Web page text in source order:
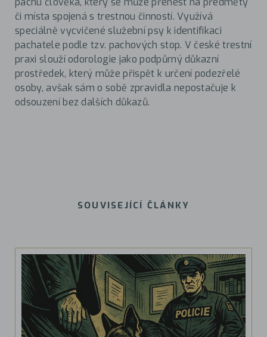
či místa spojená s trestnou činností. Využívá
speciálně vycvičené služební psy k identifikaci
pachatele podle tzv. pachových stop. V české trestní
praxi slouží odorologie jako podpůrný důkazní
prostředek, který může přispět k určení podezřelé
osoby, avšak sám o sobě zpravidla nepostačuje k
odsouzení bez dalších důkazů.
SOUVISEJÍCÍ ČLÁNKY